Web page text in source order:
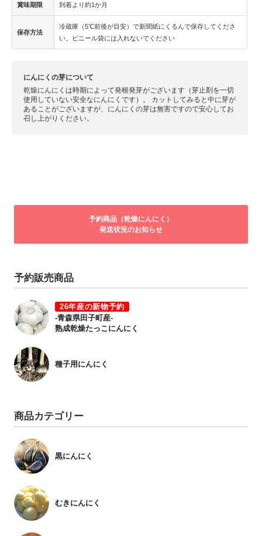
賞味期限 到着より約1か月
保存方法
冷蔵庫（5℃前後が目安）で新聞紙にくるんで保存してくださ
い。ビニール袋には入れないでください
にんにくの芽について
乾燥にんにくは時期によって発根発芽がございます（芽止剤を一切
使用していない安全なにんにくです）。 カットしてみると中に芽が
あることがございますが、にんにくの芽は無害ですので安心してお
召し上がりください。
予約商品（乾燥にんにく）
発送状況のお知らせ
予約販売商品
26年産の新物予約
-青森県田子町産-
熟成乾燥たっこにんにく
種子用にんにく
商品カテゴリー
黒にんにく
むきにんにく